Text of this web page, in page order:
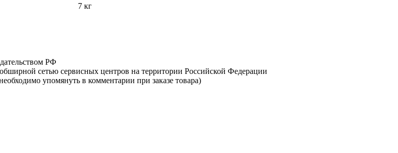
7 кг
РФ
сетью сервисных центров на территории Российской Федерации
упомянуть в комментарии при заказе товара)